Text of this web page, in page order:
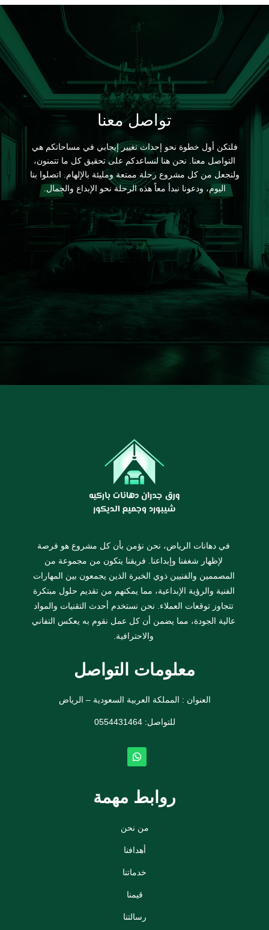
تواصل معنا
فلتكن أول خطوة نحو إحداث تغيير إيجابي في مساحاتكم هي
التواصل معنا. نحن هنا لنساعدكم على تحقيق كل ما تتمنون،
ولنجعل من كل مشروع رحلة ممتعة ومليئة بالإلهام. اتصلوا بنا
اليوم، ودعونا نبدأ معاً هذه الرحلة نحو الإبداع والجمال.
في دهانات الرياض، نحن نؤمن بأن كل مشروع هو فرصة
لإظهار شغفنا وإبداعنا. فريقنا يتكون من مجموعة من
المصممين والفنيين ذوي الخبرة الذين يجمعون بين المهارات
الفنية والرؤية الإبداعية، مما يمكنهم من تقديم حلول مبتكرة
تتجاوز توقعات العملاء. نحن نستخدم أحدث التقنيات والمواد
عالية الجودة، مما يضمن أن كل عمل نقوم به يعكس التفاني
والاحترافية.
معلومات التواصل
العنوان : المملكة العربية السعودية – الرياض
للتواصل: ⁦0554431464
روابط مهمة
من نحن
أهدافنا
خدماتنا
قيمنا
رسالتنا